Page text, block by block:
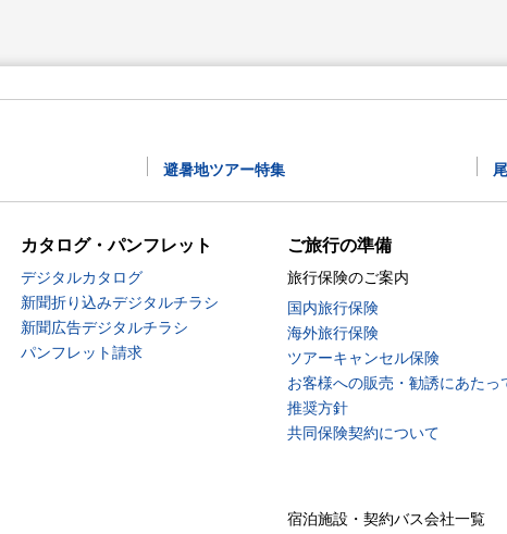
避暑地ツアー特集
カタログ・パンフレット
デジタルカタログ
新聞折り込みデジタルチラシ
新聞広告デジタルチラシ
パンフレット請求
ご旅行の準備
旅行保険のご案内
国内旅行保険
海外旅行保険
ツアーキャンセル保険
お客様への販売・勧誘にあたっ
推奨方針
共同保険契約について
宿泊施設・契約バス会社一覧